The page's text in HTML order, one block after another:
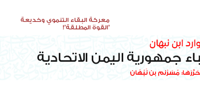
معركة البقاء التنموي وخديعة
"القوة المطلقة"!